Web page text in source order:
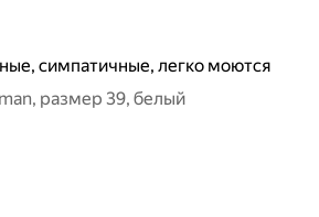
симпатичные, легко моются
размер 39, белый